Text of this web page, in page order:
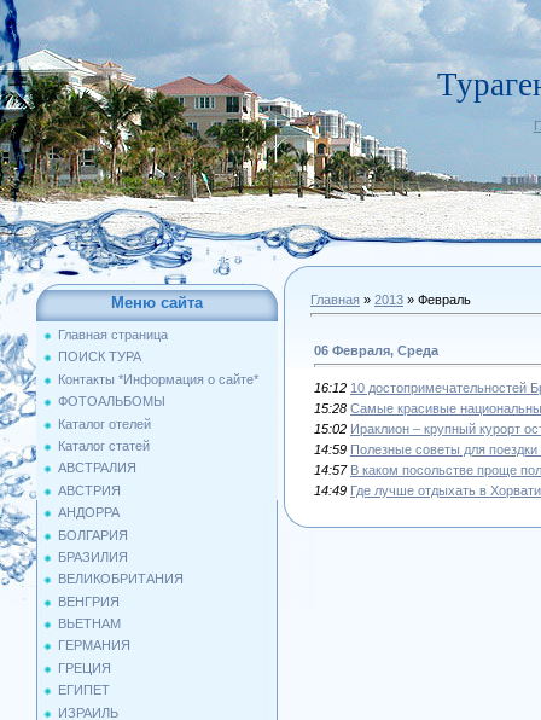
Меню сайта
Главная страница
ПОИСК ТУРА
Контакты *Информация о сайте*
ФОТОАЛЬБОМЫ
Каталог отелей
Каталог статей
АВСТРАЛИЯ
АВСТРИЯ
АНДОРРА
БОЛГАРИЯ
БРАЗИЛИЯ
ВЕЛИКОБРИТАНИЯ
ВЕНГРИЯ
ВЬЕТНАМ
ГЕРМАНИЯ
ГРЕЦИЯ
ЕГИПЕТ
ИЗРАИЛЬ
Главная » 2013 » Февраль
06 Февраля, Среда
16:12 10 достопримечательностей
15:28 Самые красивые
15:02 Ираклион – крупный курорт
14:59 Полезные советы для поездки
14:57 В каком посольстве проще
14:49 Где лучше отдыхать в